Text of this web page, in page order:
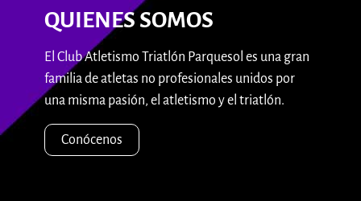
QUIENES SOMOS
El Club Atletismo Triatlón Parquesol es una gran
familia de atletas no profesionales unidos por
una misma pasión, el atletismo y el triatlón.
Conócenos